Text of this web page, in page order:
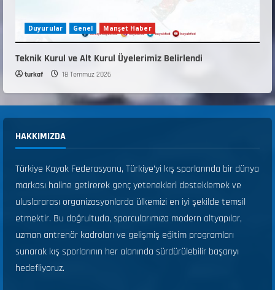
Duyurular Genel Manşet Haber
Teknik Kurul ve Alt Kurul Üyelerimiz Belirlendi
turkaf 18 Temmuz 2026
HAKKIMIZDA
Türkiye Kayak Federasyonu, Türkiye’yi kış sporlarında bir dünya
markası haline getirerek genç yetenekleri desteklemek ve
uluslararası organizasyonlarda ülkemizi en iyi şekilde temsil
etmektir. Bu doğrultuda, sporcularımıza modern altyapılar,
uzman antrenör kadroları ve gelişmiş eğitim programları
sunarak kış sporlarının her alanında sürdürülebilir başarıyı
hedefliyoruz.